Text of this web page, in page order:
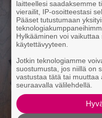
laitteellesi saadaksemme
vierailit, IP-osoitteestasi
Pääset tutustumaan
Hylkääminen voi
käytettävyyteen.
Jotkin teknologiamme
suostumusta, jos niillä on
vastustaa tätä tai muuttaa
seuraavalla välilehdellä.